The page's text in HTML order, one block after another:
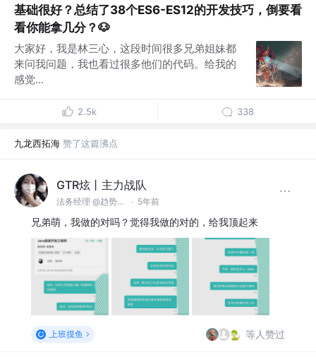
基础很好？总结了38个ES6-ES12的开发技巧，倒要看
看你能拿几分？🐶
大家好，我是林三心，这段时间很多兄弟姐妹都
来问我问题，我也看过很多他们的代码。给我的
感觉...
2.5k 338
九龙西拓海 赞了这篇沸点
GTR炫丨主力战队
法务经理 @趋势信息有限公司 · 5年前
兄弟萌，我做的对吗？觉得我做的对的，给我顶起来
上班摸鱼 等人赞过